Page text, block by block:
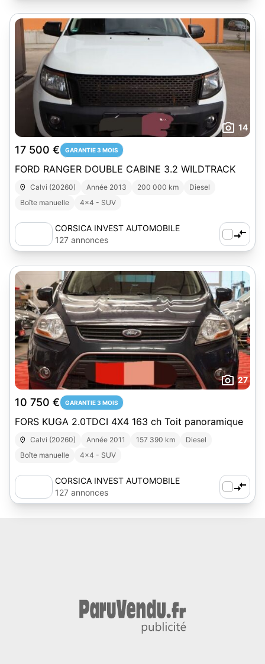
14
17 500 € GARANTIE 3 MOIS
FORD RANGER DOUBLE CABINE 3.2 WILDTRACK
Calvi (20260) Année 2013 200 000 km
Diesel
Boîte manuelle
4x4 - SUV
CORSICA INVEST AUTOMOBILE
127 annonces
27
10 750 € GARANTIE 3 MOIS
FORS KUGA 2.0TDCI 4X4 163 ch Toit panoramique
Calvi (20260) Année 2011 157 390 km
Diesel
Boîte manuelle
4x4 - SUV
CORSICA INVEST AUTOMOBILE
127 annonces